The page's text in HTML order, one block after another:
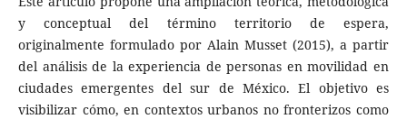
y conceptual del término territorio de espera,
originalmente formulado por Alain Musset (2015), a partir
del análisis de la experiencia de personas en movilidad en
ciudades emergentes del sur de México. El objetivo es
visibilizar cómo, en contextos urbanos no fronterizos como